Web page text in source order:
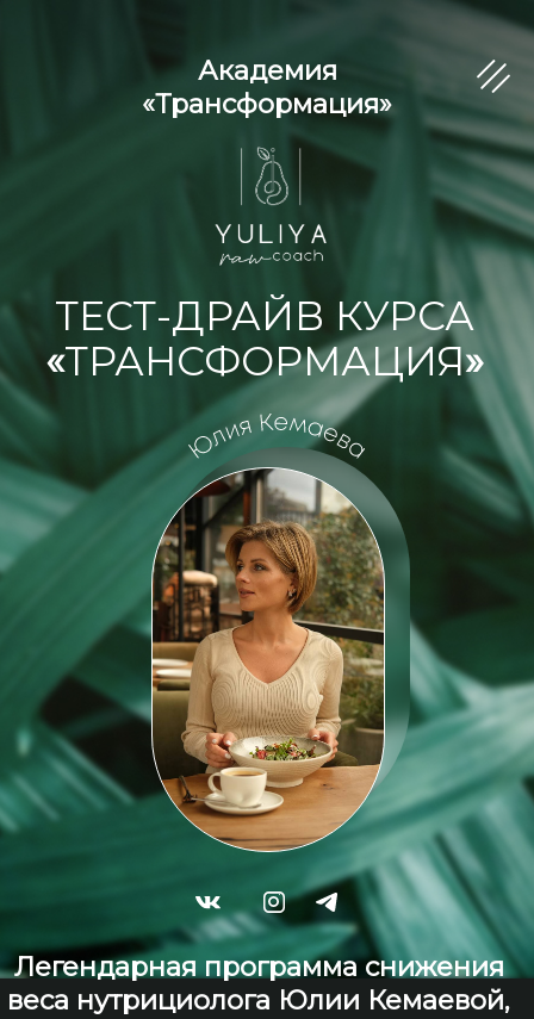
«Трансформация»
ТЕСТ-ДРАЙВ КУРСА
ТРАНСФОРМАЦИЯ
Легендарная программа снижения
веса нутрициолога Юлии Кемаевой,
на которой худеют ВСЕ!
✔️ Стоимость - 2500 руб
✔️ Доступ - 2 недели с момента
ЗАПИСАТЬСЯ